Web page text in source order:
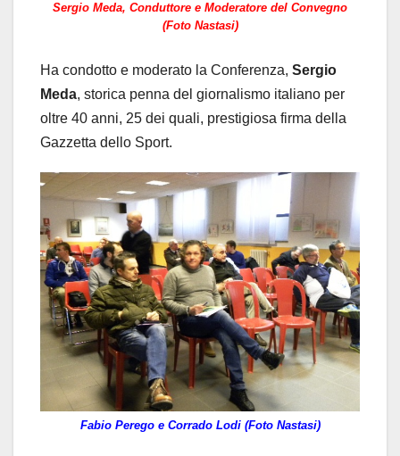
Sergio Meda, Conduttore e Moderatore del Convegno
(Foto Nastasi)
Ha condotto e moderato la Conferenza, Sergio
Meda, storica penna del giornalismo italiano per
oltre 40 anni, 25 dei quali, prestigiosa firma della
Gazzetta dello Sport.
Fabio Perego e Corrado Lodi (Foto Nastasi)